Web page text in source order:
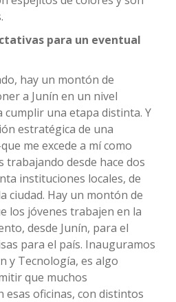
para un eventual
hay un montón de
a Junín en un nivel
una etapa distinta. Y
estratégica de una
me excede a mí como
desde hace dos
instituciones locales, de
ciudad. Hay un montón de
los jóvenes trabajen en la
desde Junín, para el
para el país. Inauguramos
y Tecnología, es algo
que muchos
oficinas, con distintos